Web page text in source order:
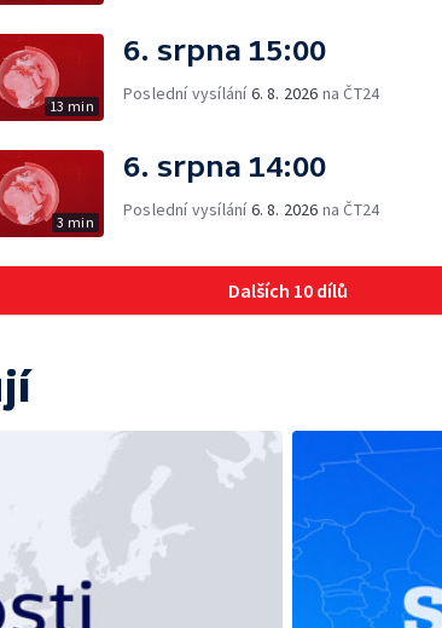
13 min
6. srpna 15:00
Poslední vysílání6. 8. 2026 na ČT24
3 min
6. srpna 14:00
Poslední vysílání6. 8. 2026 na ČT24
Dalších 10 dílů